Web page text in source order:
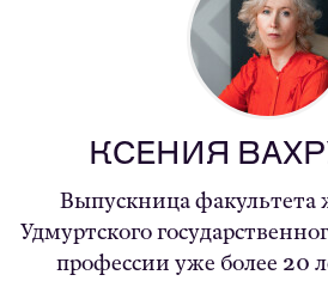
КСЕНИЯ
Выпускница факультета
Удмуртского
профессии уже более 20